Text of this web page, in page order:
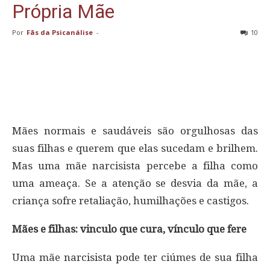
Própria Mãe
Por Fãs da Psicanálise - 10
Mães normais e saudáveis são orgulhosas das
suas filhas e querem que elas sucedam e brilhem.
Mas uma mãe narcisista percebe a filha como
uma ameaça. Se a atenção se desvia da mãe, a
criança sofre retaliação, humilhações e castigos.
Mães e filhas: vinculo que cura, vínculo que fere
Uma mãe narcisista pode ter ciúmes de sua filha